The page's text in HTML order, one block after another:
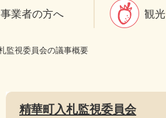
事業者の方へ 観光
監視委員会の議事概要
精華町入札監視委員会